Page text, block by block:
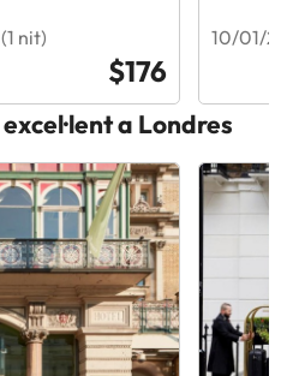
nit)
$176
10/01/
a Londres